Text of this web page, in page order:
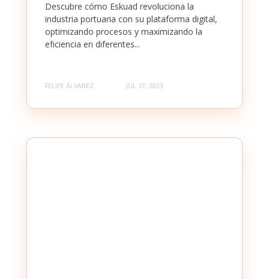
Descubre cómo Eskuad revoluciona la
industria portuaria con su plataforma digital,
optimizando procesos y maximizando la
eficiencia en diferentes...
FELIPE ÁLVAREZ JUL 17, 2023